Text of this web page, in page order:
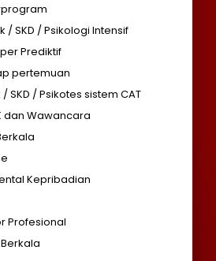
/ SKD / Psikologi Intensif
Prediktif
pertemuan
SKD / Psikotes sistem CAT
dan Wawancara
Kepribadian
Profesional